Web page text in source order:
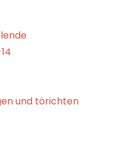
und törichten